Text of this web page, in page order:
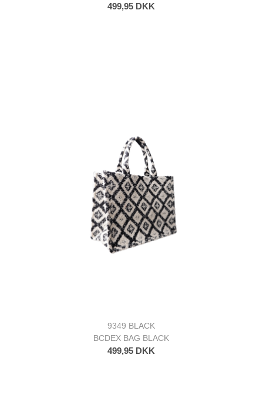
499,95 DKK
9349 BLACK
BCDEX BAG BLACK
499,95 DKK